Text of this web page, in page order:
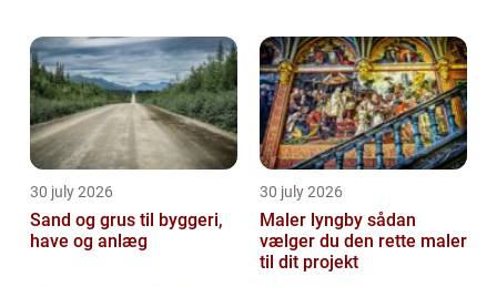
indover landet – måske forsøger d...
30 july 2026
Sand og grus til byggeri,
have og anlæg
30 july 2026
Maler lyngby sådan
vælger du den rette maler
til dit projekt